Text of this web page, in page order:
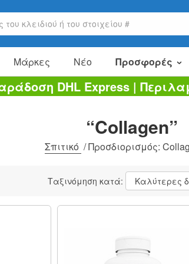
Μάρκες Νέο Προσφορές
Είδη
Πακέτα
DHL Express |
“Collagen”
Σπιτικό /Προσδιορισμός:
Ταξινόμηση κατά: Καλύτερες